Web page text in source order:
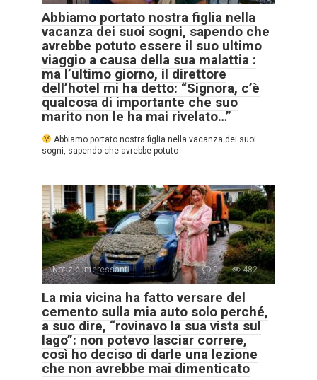
Abbiamo portato nostra figlia nella
vacanza dei suoi sogni, sapendo che
avrebbe potuto essere il suo ultimo
viaggio a causa della sua malattia :
ma l’ultimo giorno, il direttore
dell’hotel mi ha detto: “Signora, c’è
qualcosa di importante che suo
marito non le ha mai rivelato…”
Abbiamo portato nostra figlia nella vacanza dei suoi
sogni, sapendo che avrebbe potuto
Notizie interessanti 0 482
La mia vicina ha fatto versare del
cemento sulla mia auto solo perché,
a suo dire, “rovinavo la sua vista sul
lago”: non potevo lasciar correre,
così ho deciso di darle una lezione
che non avrebbe mai dimenticato